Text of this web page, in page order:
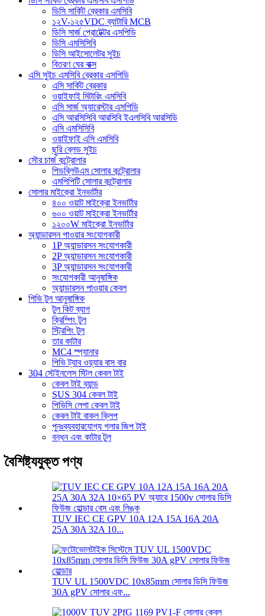
ডিসি সার্কিট ব্রেকার এমসিবি
১২V-১২৫VDC ব্যাটারি MCB
ডিসি সার্জ প্রোটেক্টর এসপিডি
ডিসি এমসিসিবি
ডিসি আইসোলেটর সুইচ
বিতরণ ঘের বাক্স
এসি সুইচ এমসিবি ব্রেকার এসপিডি
এসি সার্কিট ব্রেকার
ওয়াইফাই মিটারিং এমসিবি
এসি সার্জ অ্যারেস্টার এসপিডি
এসি আরসিসিবি আরসিবি ইএলসিবি আরসিডি
এসি এমসিসিবি
ওয়াইফাই এসি এমসিবি
ছুরি ব্লেড সুইচ
সৌর চার্জ কন্ট্রোলার
পিডব্লিউএম সোলার কন্ট্রোলার
এমপিপিটি সোলার কন্ট্রোলার
সোলার মাইক্রো ইনভার্টার
৪০০ ওয়াট মাইক্রো ইনভার্টার
৬০০ ওয়াট মাইক্রো ইনভার্টার
১২০০W মাইক্রো ইনভার্টার
অ্যান্ডারসন পাওয়ার সংযোগকারী
1P অ্যান্ডারসন সংযোগকারী
2P অ্যান্ডারসন সংযোগকারী
3P অ্যান্ডারসন সংযোগকারী
সংযোগকারী আনুষাঙ্গিক
অ্যান্ডারসন পাওয়ার কেবল
পিভি টুল আনুষাঙ্গিক
টুল কিট ব্যাগ
ক্রিম্পিং টুল
স্ট্রিপিং টুল
তার কাটার
MC4 স্প্যানার
পিভি ট্যাব ওয়্যার বাস বার
304 স্টেইনলেস স্টিল কেবল টাই
কেবল টাই ব্যান্ড
SUS 304 কেবল টাই
পিভিসি লেপা কেবল টাই
কেবল টাই বাকল ক্লিপ
পুনঃব্যবহারযোগ্য গলার জিপ টাই
বন্ধন এবং কাটার টুল
বৈশিষ্ট্যযুক্ত পণ্য
TUV IEC CE GPV 10A 12A 15A 16A 20A
25A 30A 32A 10...
TUV UL 1500VDC 10x85mm সোলার ডিসি ফিউজ
30A gPV সোলার এফ...